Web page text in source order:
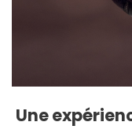
Une